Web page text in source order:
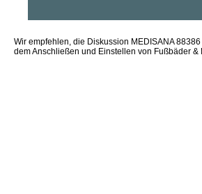
Wir empfehlen, die Diskussion MEDISANA
dem Anschließen und Einstellen von Fußbäder